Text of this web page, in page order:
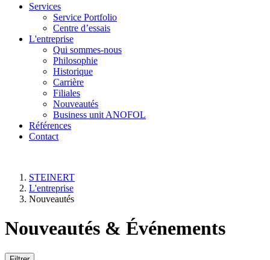
Services
Service Portfolio
Centre d’essais
L'entreprise
Qui sommes-nous
Philosophie
Historique
Carrière
Filiales
Nouveautés
Business unit ANOFOL
Références
Contact
STEINERT
L'entreprise
Nouveautés
Nouveautés & Événements